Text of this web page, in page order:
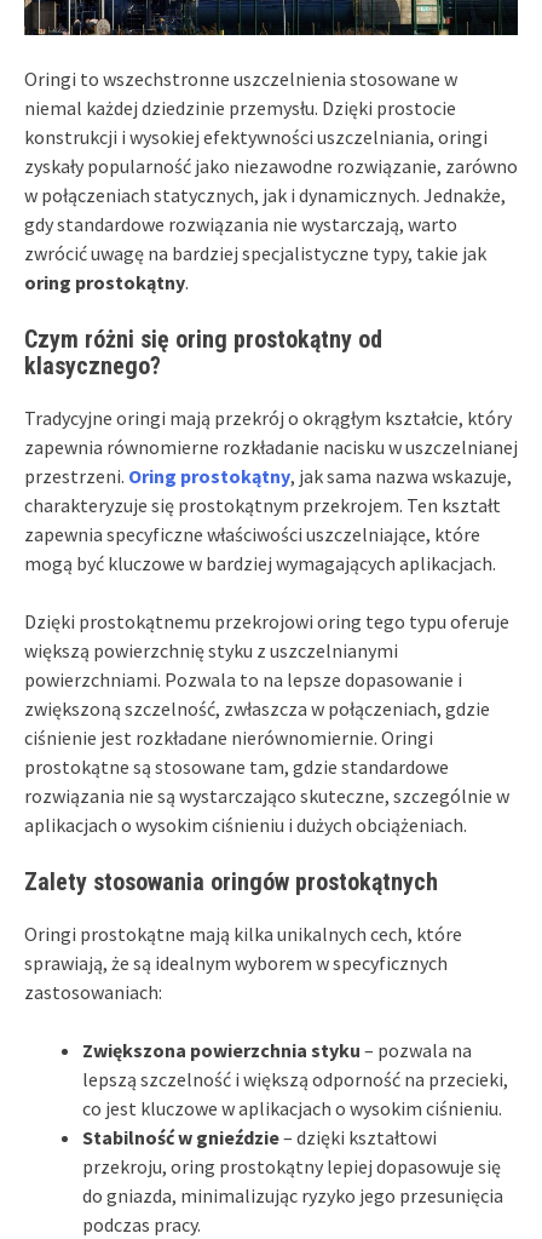
Oringi to wszechstronne uszczelnienia stosowane w
niemal każdej dziedzinie przemysłu. Dzięki prostocie
konstrukcji i wysokiej efektywności uszczelniania, oringi
zyskały popularność jako niezawodne rozwiązanie, zarówno
w połączeniach statycznych, jak i dynamicznych. Jednakże,
gdy standardowe rozwiązania nie wystarczają, warto
zwrócić uwagę na bardziej specjalistyczne typy, takie jak
oring prostokątny.
Czym różni się oring prostokątny od
klasycznego?
Tradycyjne oringi mają przekrój o okrągłym kształcie, który
zapewnia równomierne rozkładanie nacisku w uszczelnianej
przestrzeni. Oring prostokątny, jak sama nazwa wskazuje,
charakteryzuje się prostokątnym przekrojem. Ten kształt
zapewnia specyficzne właściwości uszczelniające, które
mogą być kluczowe w bardziej wymagających aplikacjach.
Dzięki prostokątnemu przekrojowi oring tego typu oferuje
większą powierzchnię styku z uszczelnianymi
powierzchniami. Pozwala to na lepsze dopasowanie i
zwiększoną szczelność, zwłaszcza w połączeniach, gdzie
ciśnienie jest rozkładane nierównomiernie. Oringi
prostokątne są stosowane tam, gdzie standardowe
rozwiązania nie są wystarczająco skuteczne, szczególnie w
aplikacjach o wysokim ciśnieniu i dużych obciążeniach.
Zalety stosowania oringów prostokątnych
Oringi prostokątne mają kilka unikalnych cech, które
sprawiają, że są idealnym wyborem w specyficznych
zastosowaniach:
Zwiększona powierzchnia styku – pozwala na
lepszą szczelność i większą odporność na przecieki,
co jest kluczowe w aplikacjach o wysokim ciśnieniu.
Stabilność w gnieździe– dzięki kształtowi
przekroju, oring prostokątny lepiej dopasowuje się
do gniazda, minimalizując ryzyko jego przesunięcia
podczas pracy.